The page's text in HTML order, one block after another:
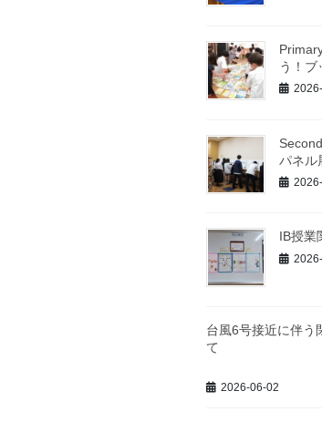
う！ブ
パネル
IB授業
台風6号接近に伴う
2026-06-02